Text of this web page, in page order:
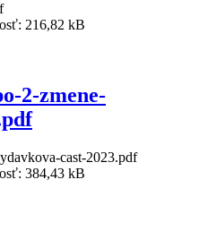
216,82 kB
2-zmene-
cast-2023.pdf
384,43 kB